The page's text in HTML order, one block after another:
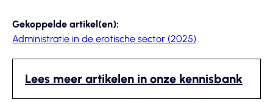
Gekoppelde artikel(en):
Administratie in de erotische sector (2025)
Lees meer artikelen in onze kennisbank